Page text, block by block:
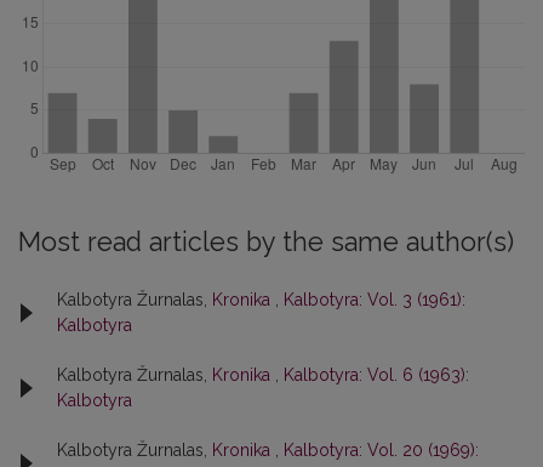
Most read articles by the same author(s)
Kalbotyra Žurnalas, Kronika
Kalbotyra: Vol. 3 (1961):
Kalbotyra
Kalbotyra Žurnalas, Kronika
Kalbotyra: Vol. 6 (1963):
Kalbotyra
Kalbotyra Žurnalas, Kronika
Kalbotyra: Vol. 20 (1969):